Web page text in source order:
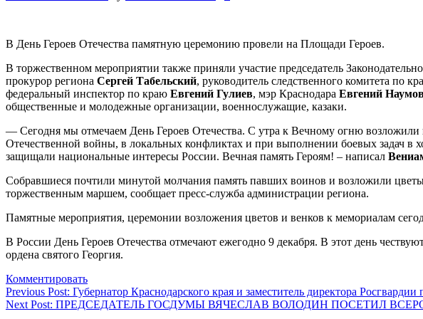
В День Героев Отечества памятную церемонию провели на Площади Героев.
В торжественном мероприятии также приняли участие председатель
прокурор региона Сергей Табельский, руководитель следственного комитета по
федеральный инспектор по краю Евгений Гулиев, мэр Краснодара Евгений
общественные и молодежные организации, военнослужащие, казаки.
— Сегодня мы отмечаем День Героев Отечества. С утра к Вечному огню возложили
Отечественной войны, в локальных конфликтах и при выполнении боевых задач в
защищали национальные интересы России. Вечная память Героям! – написал
Собравшиеся почтили минутой молчания память павших воинов и возложили
торжественным маршем, сообщает пресс-служба администрации региона.
Памятные мероприятия, церемонии возложения цветов и венков к мемориалам
В России День Героев Отечества отмечают ежегодно 9 декабря. В этот день
ордена святого Георгия.
Комментировать
Навигация
по
Previous Post: Губернатор Краснодарского края и заместитель директора
Next Post: ПРЕДСЕДАТЕЛЬ ГОСДУМЫ ВЯЧЕСЛАВ ВОЛОДИН ПОСЕТИЛ